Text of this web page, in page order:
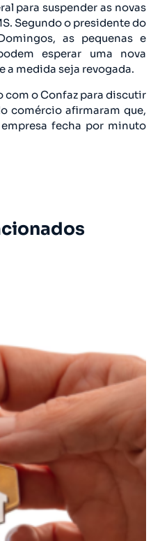
para suspender as novas
Segundo o presidente do
as pequenas e
esperar uma nova
a medida seja revogada.
com o Confaz para discutir
comércio afirmaram que,
fecha por minuto